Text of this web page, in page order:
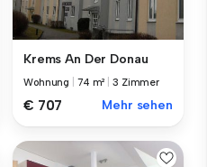
Krems An Der Donau
Wohnung 74 m² |3 Zimmer
€ 707 Mehr sehen